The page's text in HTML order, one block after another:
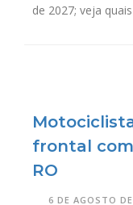
de 2027; veja quais
frontal
RO
6 DE AGOSTO